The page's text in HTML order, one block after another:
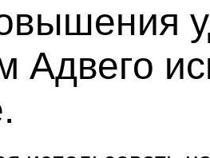
Адвего